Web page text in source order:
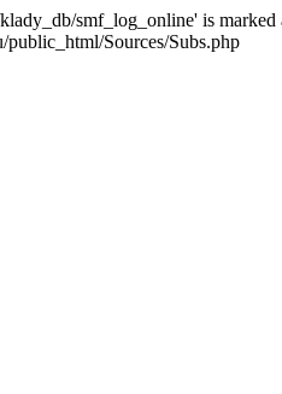
smf_log_online' is marked
Sources/Subs.php